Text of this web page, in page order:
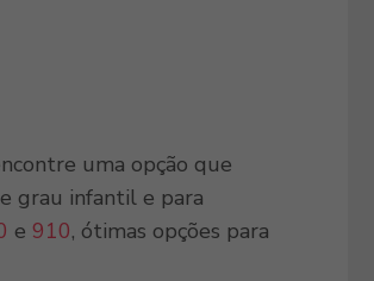
uma opção que
grau infantil e para
e 910, ótimas opções para